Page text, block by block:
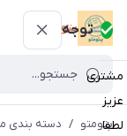
توجه
مشتری
عزیز
لطفا
پتومتو
پتومتو / دسته بندی